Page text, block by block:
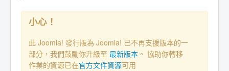
小心！
此 Joomla! 發行版為 Joomla! 已不再支援版本的一
部分，我們鼓勵你升級至 最新版本 。 協助你轉移
作業的資源已在官方文件資源可用